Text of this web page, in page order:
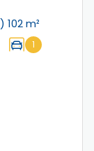
Maison 6 pièce(s) 4 chambre(s) 102 m²
1